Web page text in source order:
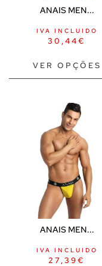
ANAIS MEN...
30,44€
IVA INCLUIDO
VER OPÇÕES
ANAIS MEN...
27,39€
IVA INCLUIDO